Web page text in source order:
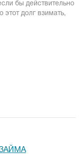
бы действительно
этот долг взимать,